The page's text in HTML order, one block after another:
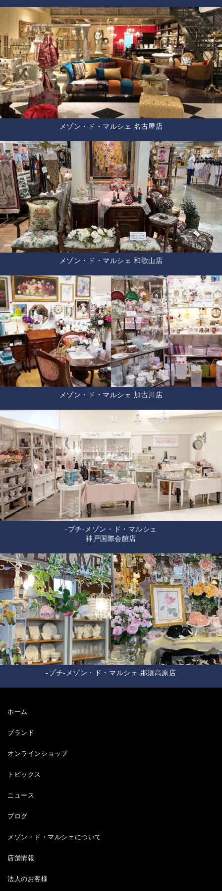
メゾン・ド・マルシェ 名古屋店
メゾン・ド・マルシェ 和歌山店
メゾン・ド・マルシェ 加古川店
-プチ-メゾン・ド・マルシェ
神戸国際会館店
-プチ-メゾン・ド・マルシェ 那須高原店
ホーム
ブランド
オンラインショップ
トピックス
ニュース
ブログ
メゾン・ド・マルシェについて
店舗情報
法人のお客様